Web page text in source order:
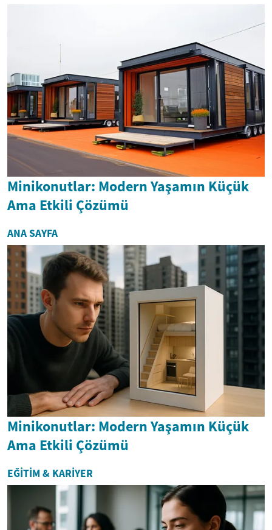
Minikonutlar: Modern Yaşamın Küçük
Ama Etkili Çözümü
ANA SAYFA
Minikonutlar: Modern Yaşamın Küçük
Ama Etkili Çözümü
EĞITIM & KARIYER